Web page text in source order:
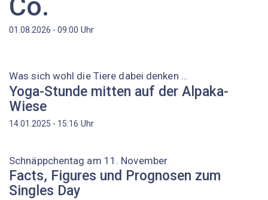
Co.
01.08.2026 - 09:00 Uhr
Was sich wohl die Tiere dabei denken …
Yoga-Stunde mitten auf der Alpaka-
Wiese
14.01.2025 - 15:16 Uhr
Schnäppchentag am 11. November
Facts, Figures und Prognosen zum
Singles Day